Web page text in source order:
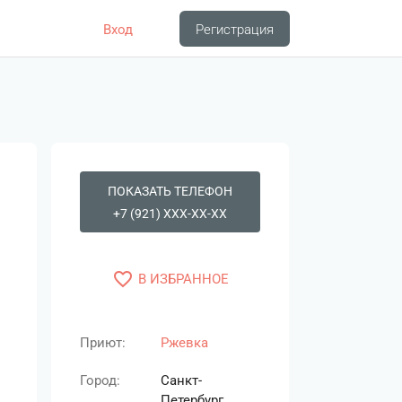
Вход Регистрация
ПОКАЗАТЬ ТЕЛЕФОН
+7 (921) XXX-XX-XX
favorite_border В ИЗБРАННОЕ
Приют: Ржевка
Город:
Санкт-